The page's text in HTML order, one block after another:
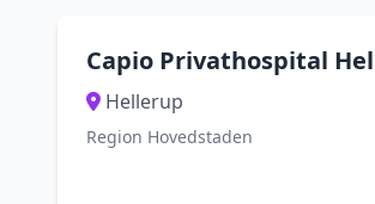
Capio Privathospital
Hellerup
Region Hovedstaden